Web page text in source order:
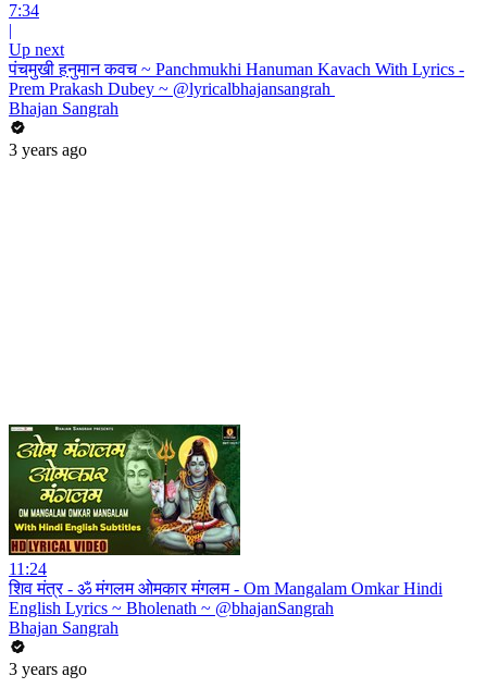
7:34
|
Up next
पंचमुखी हनुमान कवच ~ Panchmukhi Hanuman Kavach With Lyrics -
Prem Prakash Dubey ~ @lyricalbhajansangrah ​
Bhajan Sangrah
3 years ago
11:24
शिव मंत्र - ॐ मंगलम ओमकार मंगलम - Om Mangalam Omkar Hindi
English Lyrics ~ Bholenath ~ @bhajanSangrah
Bhajan Sangrah
3 years ago